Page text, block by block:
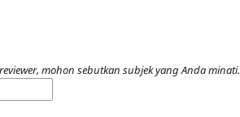
mohon sebutkan subjek yang Anda minati.